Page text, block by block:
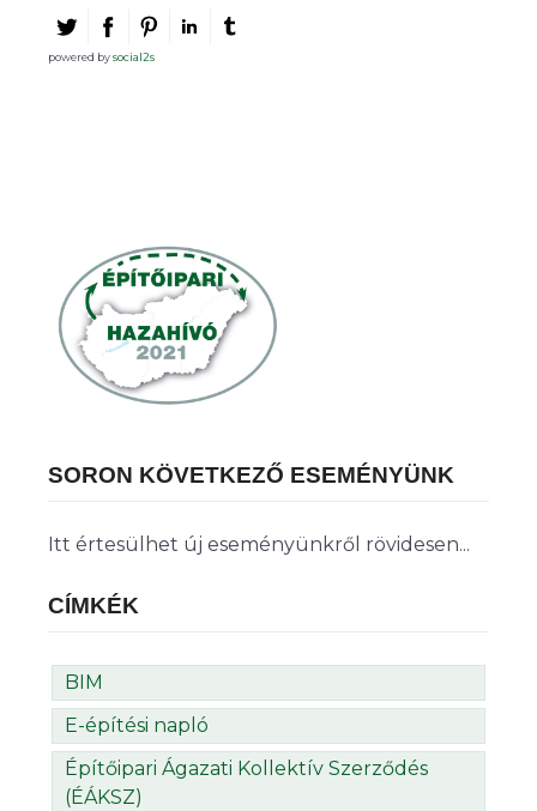
powered bysocial2s
SORON KÖVETKEZŐ ESEMÉNYÜNK
Itt értesülhet új eseményünkről rövidesen...
CÍMKÉK
BIM
E-építési napló
Építőipari Ágazati Kollektív Szerződés
(ÉÁKSZ)